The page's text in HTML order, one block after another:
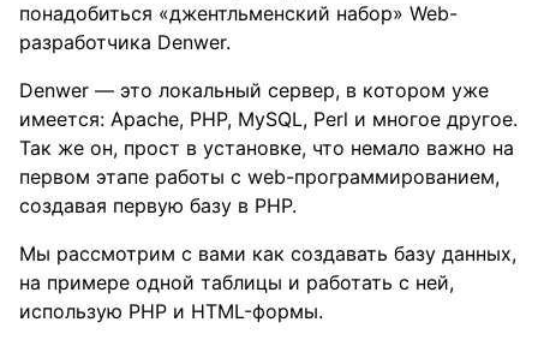
понадобиться «джентльменский набор» Web-
разработчика Denwer.
Denwer — это локальный сервер, в котором уже
имеется: Apache, PHP, MySQL, Perl и многое другое.
Так же он, прост в установке, что немало важно на
первом этапе работы с web-программированием,
создавая первую базу в PHP.
Мы рассмотрим с вами как создавать базу данных,
на примере одной таблицы и работать с ней,
использую PHP и HTML-формы.